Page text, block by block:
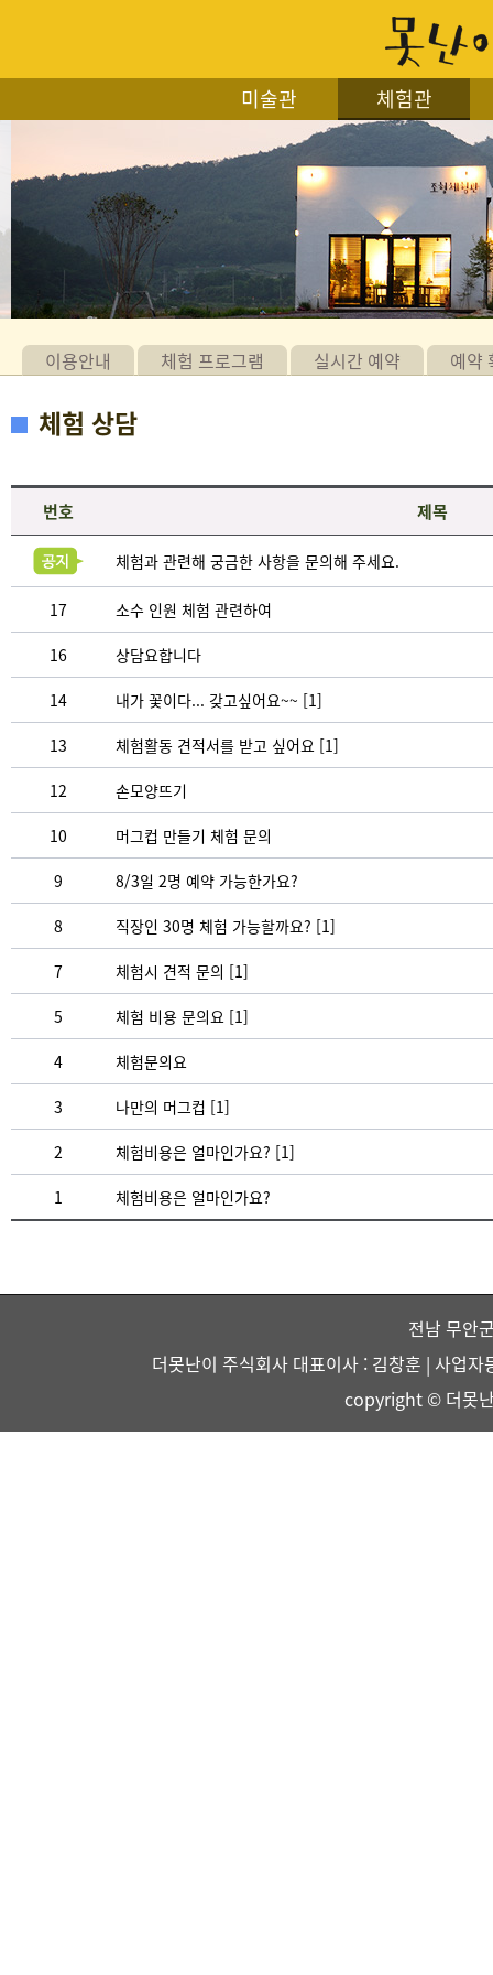
미술관 체험관
이용안내 체험 프로그램 실시간 예약 예약
체험 상담
번호 제목
체험과 관련해 궁금한 사항을 문의해 주세요.
17 소수 인원 체험 관련하여
16 상담요합니다
14 내가 꽃이다... 갖고싶어요~~ [1]
13 체험활동 견적서를 받고 싶어요 [1]
12 손모양뜨기
10 머그컵 만들기 체험 문의
9 8/3일 2명 예약 가능한가요?
8 직장인 30명 체험 가능할까요? [1]
7 체험시 견적 문의 [1]
5 체험 비용 문의요 [1]
4 체험문의요
3 나만의 머그컵 [1]
2 체험비용은 얼마인가요? [1]
1 체험비용은 얼마인가요?
전남 무안
더못난이 주식회사 대표이사 : 김창훈 | 사
copyright © 더못